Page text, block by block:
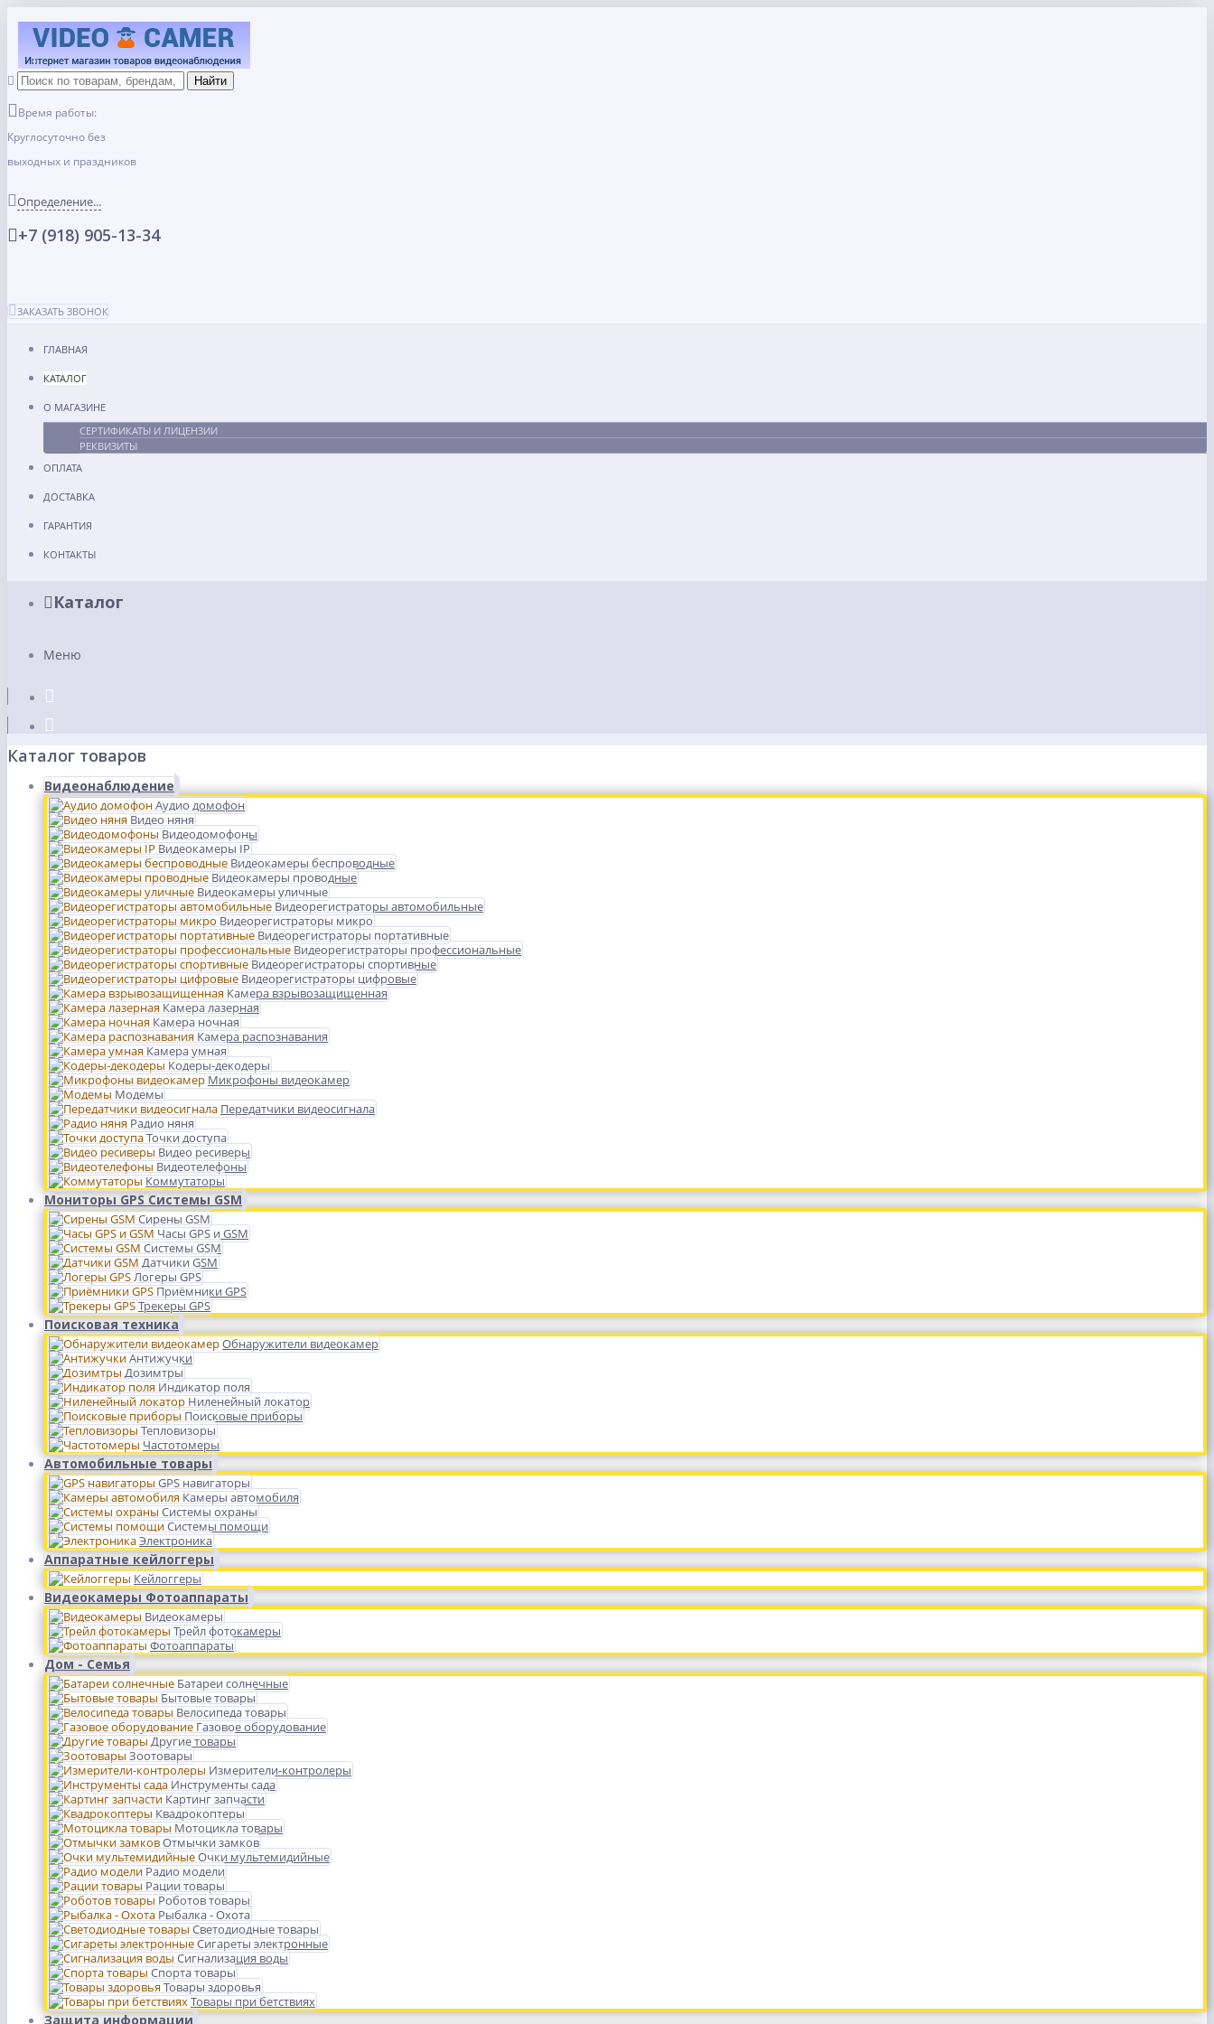
Время работы:
Круглосуточно без
выходных и праздников
Определение...
+7 (918) 905-13-34
ЗАКАЗАТЬ ЗВОНОК
ГЛАВНАЯ
КАТАЛОГ
О МАГАЗИНЕ
СЕРТИФИКАТЫ И ЛИЦЕНЗИИ
РЕКВИЗИТЫ
ОПЛАТА
ДОСТАВКА
ГАРАНТИЯ
КОНТАКТЫ
Каталог
Меню
Каталог товаров
Видеонаблюдение
Аудио домофон
Видео няня
Видеодомофоны
Видеокамеры IP
Видеокамеры беспроводные
Видеокамеры проводные
Видеокамеры уличные
Видеорегистраторы автомобильные
Видеорегистраторы микро
Видеорегистраторы портативные
Видеорегистраторы профессиональные
Видеорегистраторы спортивные
Видеорегистраторы цифровые
Камера взрывозащищенная
Камера лазерная
Камера ночная
Камера распознавания
Камера умная
Кодеры-декодеры
Микрофоны видеокамер
Модемы
Передатчики видеосигнала
Радио няня
Точки доступа
Видео ресиверы
Видеотелефоны
Коммутаторы
Мониторы GPS Системы GSM
Сирены GSM
Часы GPS и GSM
Системы GSM
Датчики GSM
Логеры GPS
Приёмники GPS
Трекеры GPS
Поисковая техника
Обнаружители видеокамер
Антижучки
Дозимтры
Индикатор поля
Ниленейный локатор
Поисковые приборы
Тепловизоры
Частотомеры
Автомобильные товары
GPS навигаторы
Камеры автомобиля
Системы охраны
Системы помощи
Электроника
Аппаратные кейлоггеры
Кейлоггеры
Видеокамеры Фотоаппараты
Видеокамеры
Трейл фотокамеры
Фотоаппараты
Дом - Семья
Батареи солнечные
Бытовые товары
Велосипеда товары
Газовое оборудование
Другие товары
Зоотовары
Измерители-контролеры
Инструменты сада
Картинг запчасти
Квадрокоптеры
Мотоцикла товары
Отмычки замков
Очки мультемидийные
Радио модели
Рации товары
Роботов товары
Рыбалка - Охота
Светодиодные товары
Сигареты электронные
Сигнализация воды
Спорта товары
Товары здоровья
Товары при бетствиях
Защита информации